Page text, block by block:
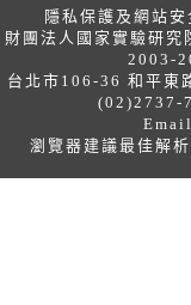
隱私保護及網站安
財團法人國家實驗研究
2003-
台北市106-36 和平東
(02)2737-
瀏覽器建議最佳解